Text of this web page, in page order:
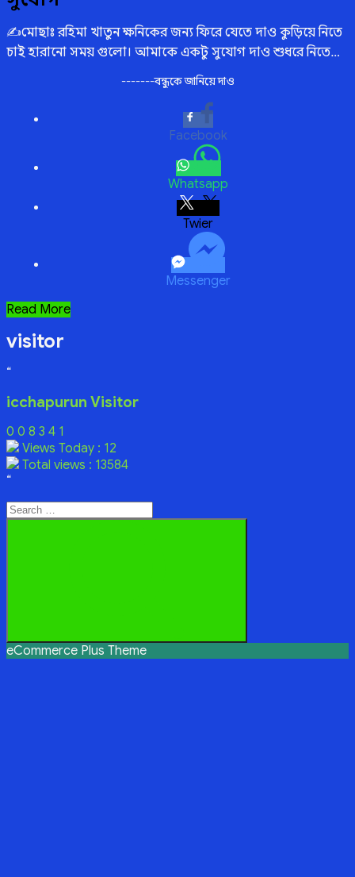
✍️মোছাঃ রহিমা খাতুন ক্ষনিকের জন্য ফিরে যেতে দাও কুড়িয়ে নিতে
চাই হারানো সময় গুলো। আমাকে একটু সুযোগ দাও শুধরে নিতে…
-------বন্ধুকে জানিয়ে দাও
Facebook
Whatsapp
Twitter
Messenger
সুযোগ
Read More
visitor
“
icchapurun Visitor
0 0 8 3 4 1
Views Today : 12
Total views : 13584
“
Search
for:
eCommerce Plus Theme